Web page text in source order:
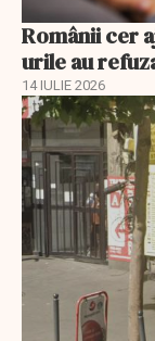
Românii cer
urile au
14 IULIE 2026